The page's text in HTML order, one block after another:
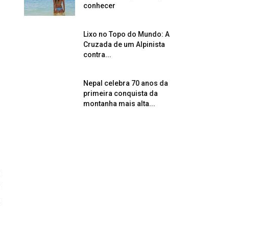
conhecer
Lixo no Topo do Mundo: A
Cruzada de um Alpinista
contra...
Nepal celebra 70 anos da
primeira conquista da
montanha mais alta...